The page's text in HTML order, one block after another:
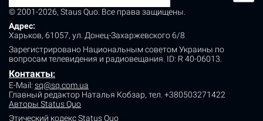
© 2001-2026, Staus Quo. Все права защищены.
Адрес:
Харьков, 61057, ул. Донец-Захаржевского 6/8
Зарегистрировано Национальным советом Украины по
вопросам телевидения и радиовещания. ID: R 40-06013.
Контакты:
E-Mail: sq@sq.com.ua
Главный редактор Наталья Кобзар, тел. +380503271422
Авторы Status Quo
Этический кодекс Status Quo